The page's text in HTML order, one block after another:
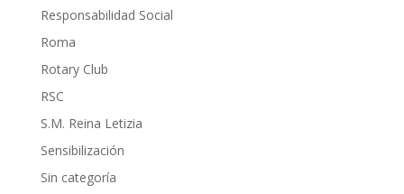
Responsabilidad Social
Roma
Rotary Club
RSC
S.M. Reina Letizia
Sensibilización
Sin categoría